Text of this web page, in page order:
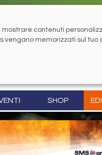
SHOP
contenuti
vengano memorizzati sul